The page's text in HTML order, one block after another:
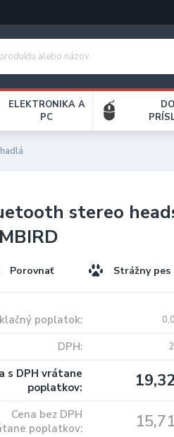
ELEKTRONIKA A
PC
stereo
Porovnať Strážny pes
poplatok
DPH
s DPH vrátane
poplatkov
Cena bez DPH
poplatkov
15,71